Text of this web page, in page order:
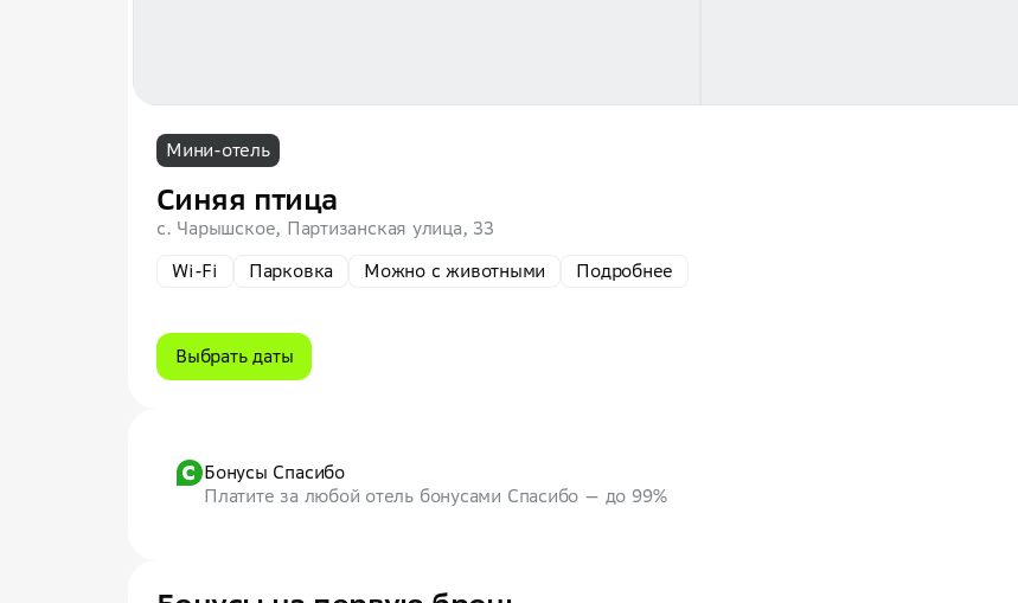
Мини-отель
Синяя птица
с. Чарышское, Партизанская улица, 33
Wi-Fi
Парковка Можно с животными Подробнее
Выбрать даты
Бонусы Спасибо
Платите за любой отель бонусами Спасибо — до 99%